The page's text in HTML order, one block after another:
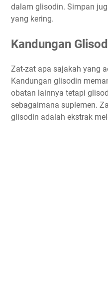
dalam glisodin. Simpan
yang kering.
Kandungan
Zat-zat apa sajakah yang
Kandungan glisodin
obatan lainnya tetapi
sebagaimana suplemen.
glisodin adalah ekstrak